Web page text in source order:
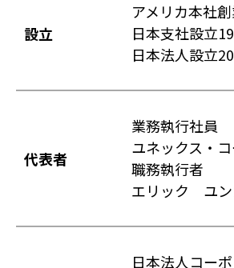
設立
アメリカ本社
日本支社設立
日本法人設立
代表者
業務執行社員
ユネックス・
職務執行者
エリック ユン
日本法人コー